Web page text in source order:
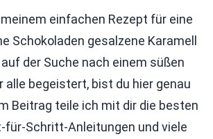
einfachen Rezept für eine
Schokoladen gesalzene Karamell
der Suche nach einem süßen
alle begeistert, bist du hier genau
Beitrag teile ich mit dir die besten
für-Schritt-Anleitungen und viele